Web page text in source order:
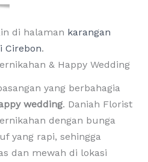
di halaman karangan
Cirebon.
& Happy Wedding
yang berbahagia
wedding. Daniah Florist
dengan bunga
yang rapi, sehingga
dan mewah di lokasi